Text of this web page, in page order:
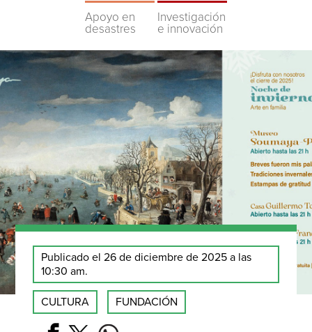
Apoyo en
desastres
Investigación
e innovación
Publicado el 26 de diciembre de 2025 a las
10:30 am.
CULTURA FUNDACIÓN